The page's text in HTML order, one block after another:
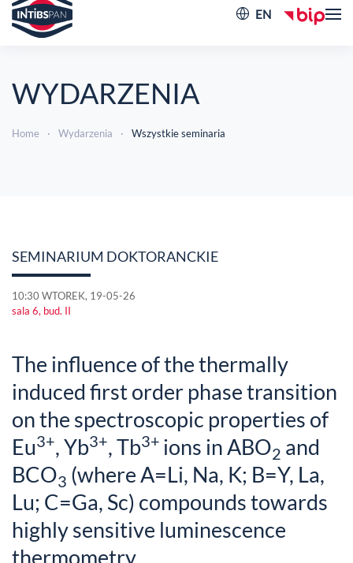
EN
WYDARZENIA
Home Wydarzenia Wszystkie seminaria
SEMINARIUM DOKTORANCKIE
10:30 WTOREK, 19-05-26
sala 6, bud. II
The influence of the thermally
induced first order phase transition
on the spectroscopic properties of
Eu3+, Yb3+, Tb3+ ions in ABO2 and
BCO3 (where A=Li, Na, K; B=Y, La,
Lu; C=Ga, Sc) compounds towards
highly sensitive luminescence
thermometry